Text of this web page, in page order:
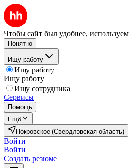
Чтобы сайт был удобнее, используем
Понятно
Ищу работу
Ищу работу
Ищу работу
Ищу сотрудника
Сервисы
Помощь
Ещё
Покровское (Свердловская область)
Войти
Войти
Создать резюме